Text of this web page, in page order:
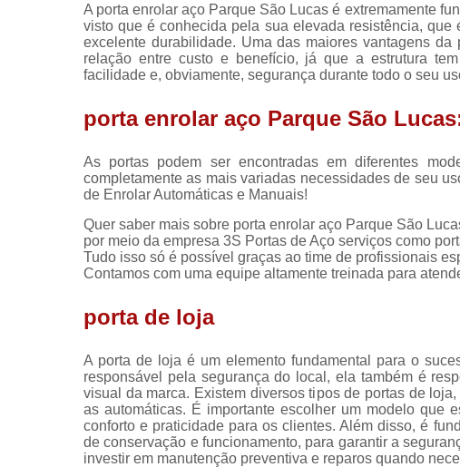
A porta enrolar aço Parque São Lucas é extremamente
visto que é conhecida pela sua elevada resistência,
excelente durabilidade. Uma das maiores vantagens
relação entre custo e benefício, já que a estrutura
facilidade e, obviamente, segurança durante todo o seu
porta enrolar aço Parque São
As portas podem ser encontradas em diferentes
completamente as mais variadas necessidades de seu
de Enrolar Automáticas e Manuais!
Quer saber mais sobre porta enrolar aço Parque São
por meio da empresa 3S Portas de Aço serviços como
Tudo isso só é possível graças ao time de profissionais
Contamos com uma equipe altamente treinada para
porta de loja
A porta de loja é um elemento fundamental para o
responsável pela segurança do local, ela também é
visual da marca. Existem diversos tipos de portas de
as automáticas. É importante escolher um modelo que
conforto e praticidade para os clientes. Além disso, é
de conservação e funcionamento, para garantir a
investir em manutenção preventiva e reparos quando